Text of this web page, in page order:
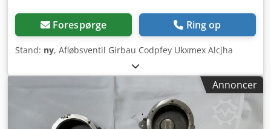
Forespørge Ring op
Stand: ny, Afløbsventil Girbau Codpfey Ukxmex Alcjha
Annoncer